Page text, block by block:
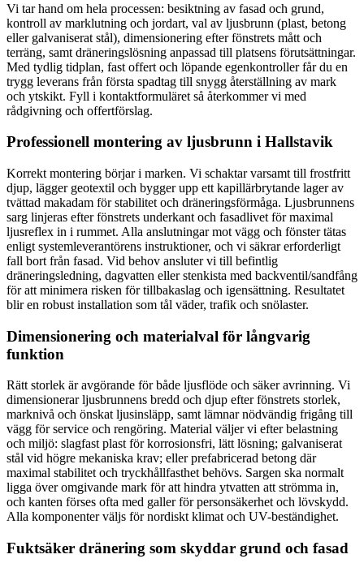
Vi tar hand om hela processen: besiktning av fasad och grund,
kontroll av marklutning och jordart, val av ljusbrunn (plast, betong
eller galvaniserat stål), dimensionering efter fönstrets mått och
terräng, samt dräneringslösning anpassad till platsens förutsättningar.
Med tydlig tidplan, fast offert och löpande egenkontroller får du en
trygg leverans från första spadtag till snygg återställning av mark
och ytskikt. Fyll i kontaktformuläret så återkommer vi med
rådgivning och offertförslag.
Professionell montering av ljusbrunn i Hallstavik
Korrekt montering börjar i marken. Vi schaktar varsamt till frostfritt
djup, lägger geotextil och bygger upp ett kapillärbrytande lager av
tvättad makadam för stabilitet och dräneringsförmåga. Ljusbrunnens
sarg linjeras efter fönstrets underkant och fasadlivet för maximal
ljusreflex in i rummet. Alla anslutningar mot vägg och fönster tätas
enligt systemleverantörens instruktioner, och vi säkrar erforderligt
fall bort från fasad. Vid behov ansluter vi till befintlig
dräneringsledning, dagvatten eller stenkista med backventil/sandfång
för att minimera risken för tillbakaslag och igensättning. Resultatet
blir en robust installation som tål väder, trafik och snölaster.
Dimensionering och materialval för långvarig
funktion
Rätt storlek är avgörande för både ljusflöde och säker avrinning. Vi
dimensionerar ljusbrunnens bredd och djup efter fönstrets storlek,
marknivå och önskat ljusinsläpp, samt lämnar nödvändig frigång till
vägg för service och rengöring. Material väljer vi efter belastning
och miljö: slagfast plast för korrosionsfri, lätt lösning; galvaniserat
stål vid högre mekaniska krav; eller prefabricerad betong där
maximal stabilitet och tryckhållfasthet behövs. Sargen ska normalt
ligga över omgivande mark för att hindra ytvatten att strömma in,
och kanten förses ofta med galler för personsäkerhet och lövskydd.
Alla komponenter väljs för nordiskt klimat och UV-beständighet.
Fuktsäker dränering som skyddar grund och fasad